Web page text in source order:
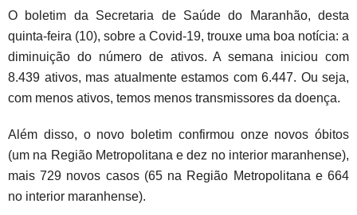
O boletim da Secretaria de Saúde do Maranhão, desta
quinta-feira (10), sobre a Covid-19, trouxe uma boa notícia: a
diminuição do número de ativos. A semana iniciou com
8.439 ativos, mas atualmente estamos com 6.447. Ou seja,
com menos ativos, temos menos transmissores da doença.
Além disso, o novo boletim confirmou onze novos óbitos
(um na Região Metropolitana e dez no interior maranhense),
mais 729 novos casos (65 na Região Metropolitana e 664
no interior maranhense).